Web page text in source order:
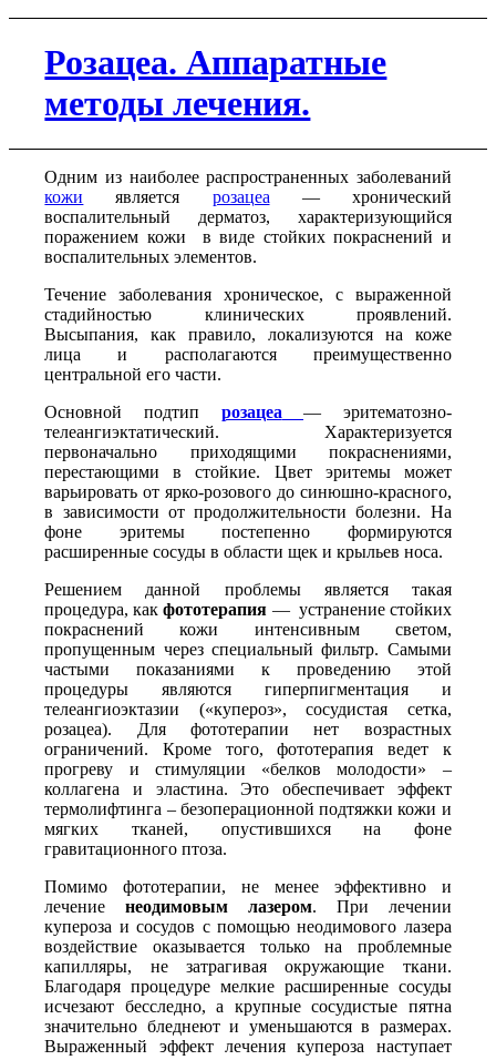
Розацеа. Аппаратные
методы лечения.
Одним из наиболее распространенных заболеваний
кожи является розацеа — хронический
воспалительный дерматоз, характеризующийся
поражением кожи в виде стойких покраснений и
воспалительных элементов.
Течение заболевания хроническое, с выраженной
стадийностью клинических проявлений.
Высыпания, как правило, локализуются на коже
лица и располагаются преимущественно
центральной его части.
Основной подтип розацеа
— эритематозно-
телеангиэктатический. Характеризуется
первоначально приходящими покраснениями,
перестающими в стойкие. Цвет эритемы может
варьировать от ярко-розового до синюшно-красного,
в зависимости от продолжительности болезни. На
фоне эритемы постепенно формируются
расширенные сосуды в области щек и крыльев носа.
Решением данной проблемы является такая
процедура, какфототерапия — устранение стойких
покраснений кожи интенсивным светом,
пропущенным через специальный фильтр. Самыми
частыми показаниями к проведению этой
процедуры являются гиперпигментация и
телеангиоэктазии («купероз», сосудистая сетка,
розацеа). Для фототерапии нет возрастных
ограничений. Кроме того, фототерапия ведет к
прогреву и стимуляции «белков молодости» –
коллагена и эластина. Это обеспечивает эффект
термолифтинга – безоперационной подтяжки кожи и
мягких тканей, опустившихся на фоне
гравитационного птоза.
Помимо фототерапии, не менее эффективно и
лечениенеодимовым лазером. При лечении
купероза и сосудов с помощью неодимового лазера
воздействие оказывается только на проблемные
капилляры, не затрагивая окружающие ткани.
Благодаря процедуре мелкие расширенные сосуды
исчезают бесследно, а крупные сосудистые пятна
значительно бледнеют и уменьшаются в размерах.
Выраженный эффект лечения купероза наступает